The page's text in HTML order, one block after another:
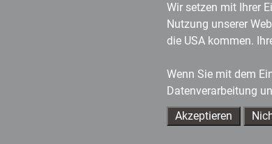
Wir setzen mit Ihrer
Nutzung unserer
die USA kommen.
Wenn Sie mit dem
Datenverarbeitung
Akzeptieren